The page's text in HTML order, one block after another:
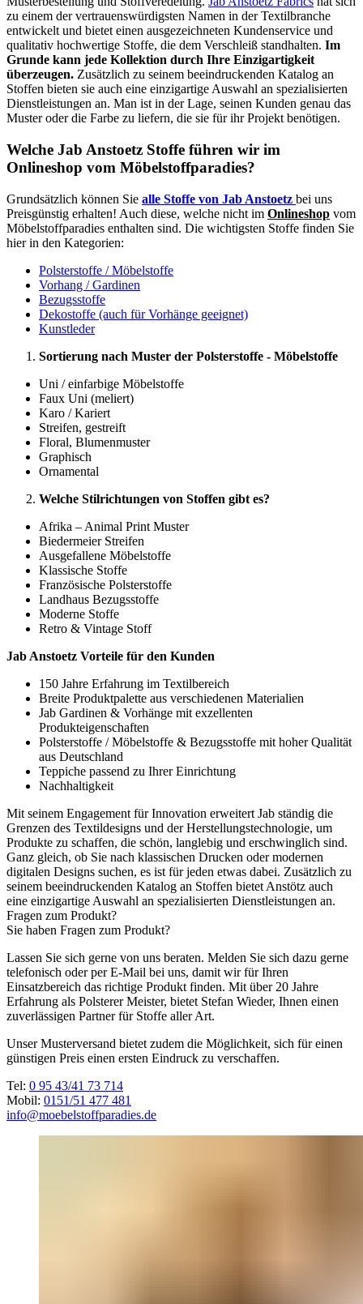
zu einem der vertrauenswürdigsten Namen in der Textilbranche
entwickelt und bietet einen ausgezeichneten Kundenservice und
qualitativ hochwertige Stoffe, die dem Verschleiß standhalten. Im
Grunde kann jede Kollektion durch Ihre Einzigartigkeit
überzeugen. Zusätzlich zu seinem beeindruckenden Katalog an
Stoffen bieten sie auch eine einzigartige Auswahl an spezialisierten
Dienstleistungen an. Man ist in der Lage, seinen Kunden genau das
Muster oder die Farbe zu liefern, die sie für ihr Projekt benötigen.
Welche Jab Anstoetz Stoffe führen wir im
Onlineshop vom Möbelstoffparadies?
Grundsätzlich können Sie alle Stoffe von Jab Anstoetz bei uns
Preisgünstig erhalten! Auch diese, welche nicht im Onlineshop vom
Möbelstoffparadies enthalten sind. Die wichtigsten Stoffe finden Sie
hier in den Kategorien:
Polsterstoffe / Möbelstoffe
Vorhang / Gardinen
Bezugsstoffe
Dekostoffe (auch für Vorhänge geeignet)
Kunstleder
Sortierung nach Muster der Polsterstoffe - Möbelstoffe
Uni / einfarbige Möbelstoffe
Faux Uni (meliert)
Karo / Kariert
Streifen, gestreift
Floral, Blumenmuster
Graphisch
Ornamental
Welche Stilrichtungen von Stoffen gibt es?
Afrika – Animal Print Muster
Biedermeier Streifen
Ausgefallene Möbelstoffe
Klassische Stoffe
Französische Polsterstoffe
Landhaus Bezugsstoffe
Moderne Stoffe
Retro & Vintage Stoff
Jab Anstoetz Vorteile für den Kunden
150 Jahre Erfahrung im Textilbereich
Breite Produktpalette aus verschiedenen Materialien
Jab Gardinen & Vorhänge mit exzellenten
Produkteigenschaften
Polsterstoffe / Möbelstoffe & Bezugsstoffe mit hoher Qualität
aus Deutschland
Teppiche passend zu Ihrer Einrichtung
Nachhaltigkeit
Mit seinem Engagement für Innovation erweitert Jab ständig die
Grenzen des Textildesigns und der Herstellungstechnologie, um
Produkte zu schaffen, die schön, langlebig und erschwinglich sind.
Ganz gleich, ob Sie nach klassischen Drucken oder modernen
digitalen Designs suchen, es ist für jeden etwas dabei. Zusätzlich zu
seinem beeindruckenden Katalog an Stoffen bietet Anstötz auch
eine einzigartige Auswahl an spezialisierten Dienstleistungen an.
Fragen zum Produkt?
Sie haben Fragen zum Produkt?
Lassen Sie sich gerne von uns beraten. Melden Sie sich dazu gerne
telefonisch oder per E-Mail bei uns, damit wir für Ihren
Einsatzbereich das richtige Produkt finden. Mit über 20 Jahre
Erfahrung als Polsterer Meister, bietet Stefan Wieder, Ihnen einen
zuverlässigen Partner für Stoffe aller Art.
Unser Musterversand bietet zudem die Möglichkeit, sich für einen
günstigen Preis einen ersten Eindruck zu verschaffen.
Tel: 0 95 43/41 73 714
Mobil: 0151/51 477 481
info@moebelstoffparadies.de